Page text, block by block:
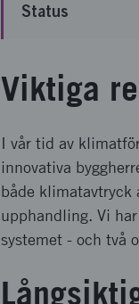
Status
Viktiga
I vår tid av
innovativa
både klimatavtryck
upphandling. Vi
systemet - och två